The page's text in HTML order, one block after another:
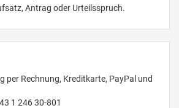
Antrag oder Urteilsspruch.
per Rechnung, Kreditkarte, PayPal und
1 246 30-801